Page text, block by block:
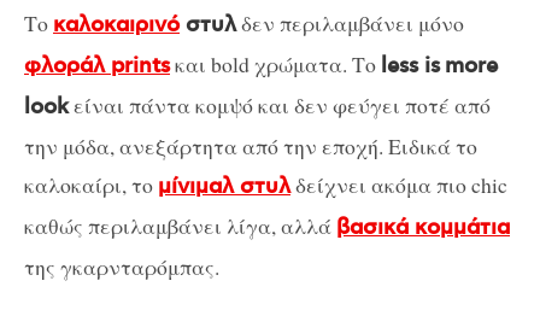
Το καλοκαιρινόστυλδεν περιλαμβάνει μόνο
φλοράλ printsκαι bold χρώματα. Το less is more
lookείναι πάντα κομψό και δεν φεύγει ποτέ από
την μόδα, ανεξάρτητα από την εποχή. Ειδικά το
καλοκαίρι, το μίνιμαλ στυλδείχνει ακόμα πιο chic
καθώς περιλαμβάνει λίγα, αλλά βασικά κομμάτια
της γκαρνταρόμπας.